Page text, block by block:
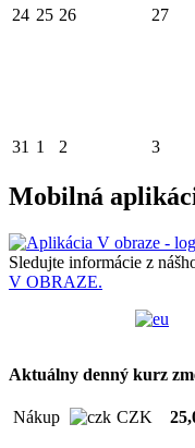
24 25 26 27
31 1 2 3
Mobilná
Sledujte informácie z
V OBRAZE.
Aktuálny denný kurz
Nákup CZK